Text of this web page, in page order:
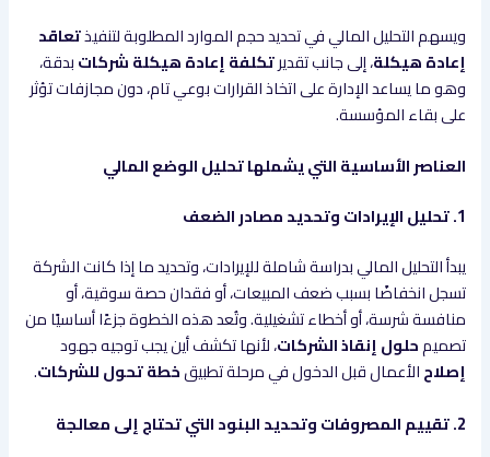
ويسهم التحليل المالي في تحديد حجم الموارد المطلوبة لتنفيذتعاقد
إعادة هيكلة، إلى جانب تقديرتكلفة إعادة هيكلة شركاتبدقة،
وهو ما يساعد الإدارة على اتخاذ القرارات بوعي تام، دون مجازفات تؤثر
على بقاء المؤسسة.
العناصر الأساسية التي يشملها تحليل الوضع المالي
1. تحليل الإيرادات وتحديد مصادر الضعف
يبدأ التحليل المالي بدراسة شاملة للإيرادات، وتحديد ما إذا كانت الشركة
تسجل انخفاضًا بسبب ضعف المبيعات، أو فقدان حصة سوقية، أو
منافسة شرسة، أو أخطاء تشغيلية. وتُعد هذه الخطوة جزءًا أساسيًا من
تصميمحلول إنقاذ الشركات، لأنها تكشف أين يجب توجيه جهود
إصلاحالأعمال قبل الدخول في مرحلة تطبيقخطة تحول للشركات.
2. تقييم المصروفات وتحديد البنود التي تحتاج إلى معالجة